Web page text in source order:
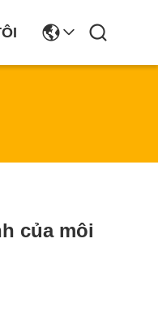
của môi